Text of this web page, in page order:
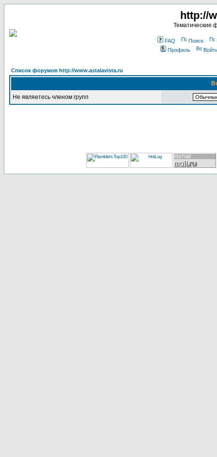
http://
Тематические
FAQ Поиск
Профиль
Список форумов http://www.astalavista.ru
Не являетесь членом групп